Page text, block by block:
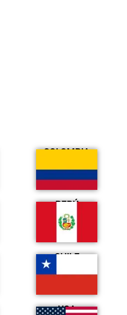
COLOMBIA
PERÚ
CHILE
USA